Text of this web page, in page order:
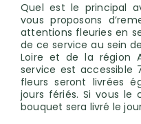
Quel est le principal
vous proposons
attentions fleuries en
de ce service au sein
Loire et de la région
service est accessible
fleurs seront livrées
jours fériés. Si vous le
bouquet sera livré le